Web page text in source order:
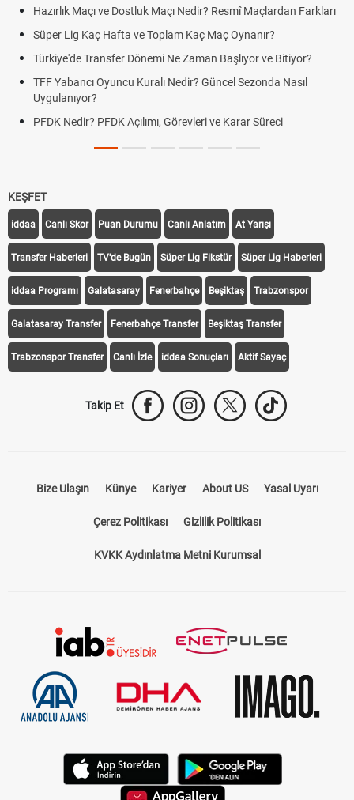
Hazırlık Maçı ve Dostluk Maçı Nedir? Resmî Maçlardan Farkları
Süper Lig Kaç Hafta ve Toplam Kaç Maç Oynanır?
Türkiye'de Transfer Dönemi Ne Zaman Başlıyor ve Bitiyor?
TFF Yabancı Oyuncu Kuralı Nedir? Güncel Sezonda Nasıl
Uygulanıyor?
PFDK Nedir? PFDK Açılımı, Görevleri ve Karar Süreci
KEŞFET
iddaa Canlı Skor Puan Durumu Canlı Anlatım At Yarışı
Transfer Haberleri TV'de Bugün Süper Lig Fikstür Süper Lig Haberleri
iddaa Programı Galatasaray Fenerbahçe Beşiktaş Trabzonspor
Galatasaray Transfer Fenerbahçe Transfer Beşiktaş Transfer
Trabzonspor Transfer Canlı İzle iddaa Sonuçları Aktif Sayaç
Takip Et
Bize Ulaşın Künye Kariyer About US Yasal Uyarı
Çerez Politikası Gizlilik Politikası
KVKK Aydınlatma Metni Kurumsal